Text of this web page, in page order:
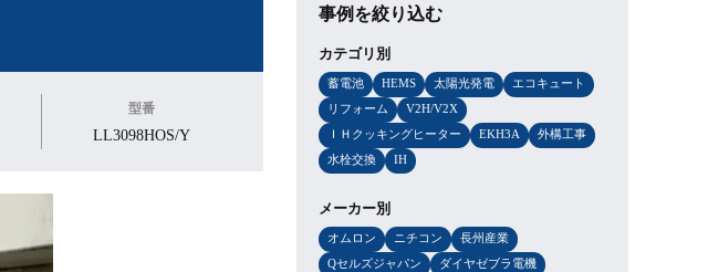
型番
LL3098HOS/Y
事例を絞り込む
カテゴリ別
蓄電池 HEMS 太陽光発電
エコキュート
リフォーム
V2H/V2X
ＩＨクッキングヒーター
EKH3A
外構工事
水栓交換
IH
メーカー別
オムロン ニチコン
長州産業
Qセルズジャパン
ダイヤゼブラ電機